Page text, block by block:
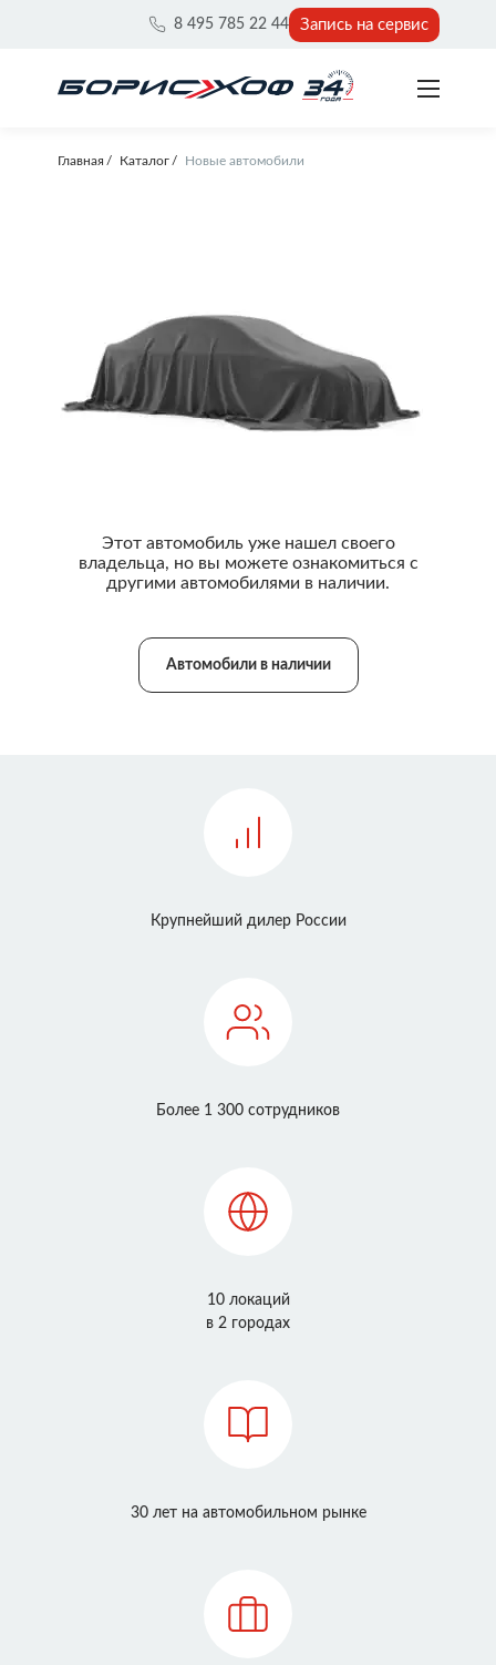
8 495 785 22 44 Запись на сервис
Главная Каталог Новые автомобили
Этот автомобиль уже нашел своего
владельца, но вы можете ознакомиться с
другими автомобилями в наличии.
Автомобили в наличии
Крупнейший дилер России
Более 1 300 сотрудников
10 локаций
в 2 городах
30 лет на автомобильном рынке